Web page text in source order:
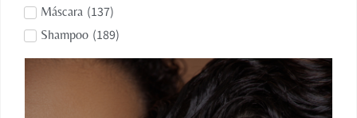
Máscara (137)
Shampoo (189)